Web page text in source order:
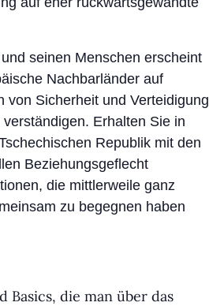
seinen Menschen erscheint
Nachbarländer auf
von Sicherheit und Verteidigung
Erhalten Sie in
Republik mit den
Beziehungsgeflecht
die mittlerweile ganz
zu begegnen haben
Basics, die man über das